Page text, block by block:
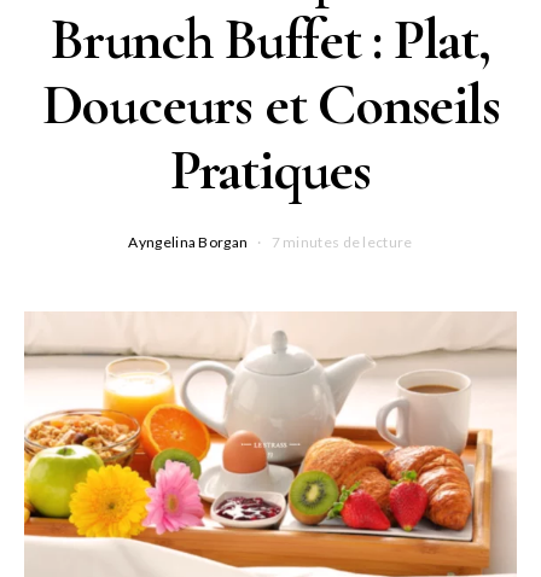
Brunch Buffet : Plat,
Douceurs et Conseils
Pratiques
Ayngelina Borgan 7 minutes de lecture